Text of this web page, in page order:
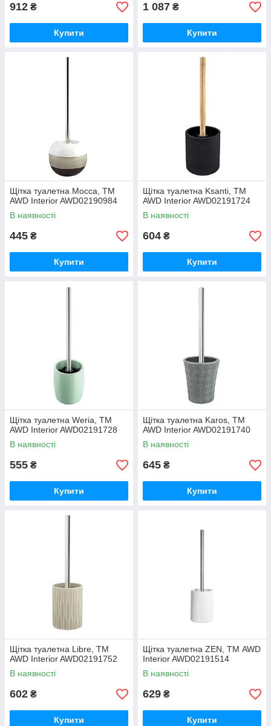
912 ₴
Купити
1 087 ₴
Купити
Щітка туалетна Mocca, ТМ
AWD Interior AWD02190984
В наявності
445 ₴
Купити
Щітка туалетна Ksanti, ТМ
AWD Interior AWD02191724
В наявності
604 ₴
Купити
Щітка туалетна Weria, ТМ
AWD Interior AWD02191728
В наявності
555 ₴
Купити
Щітка туалетна Karos, ТМ
AWD Interior AWD02191740
В наявності
645 ₴
Купити
Щітка туалетна Libre, ТМ
AWD Interior AWD02191752
В наявності
602 ₴
Купити
Щітка туалетна ZEN, ТМ AWD
Interior AWD02191514
В наявності
629 ₴
Купити